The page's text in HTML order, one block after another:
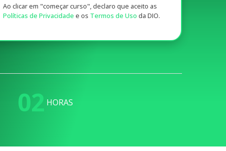
Ao clicar em "começar curso", declaro que aceito as
Políticas de Privacidade e os Termos de Uso da DIO.
02 HORAS